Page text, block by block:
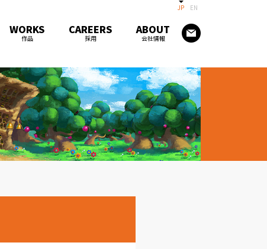
JP EN
WORKS
作品
CAREERS
採用
ABOUT
会社情報